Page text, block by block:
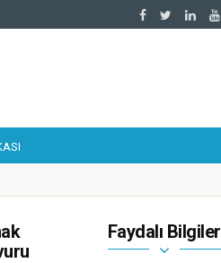
Faydalı Bilgiler